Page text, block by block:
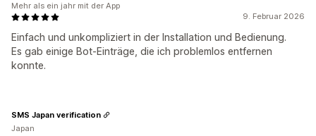
9. Februar 2026
Einfach und unkompliziert in der Installation und Bedienung.
Es gab einige Bot-Einträge, die ich problemlos entfernen
konnte.
Mehr als ein jahr mit der App
SMS Japan verification
Japan